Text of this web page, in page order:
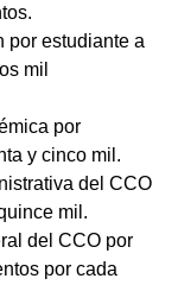
por estudiante a
mil
por
y cinco mil.
del CCO
mil.
del CCO por
por cada